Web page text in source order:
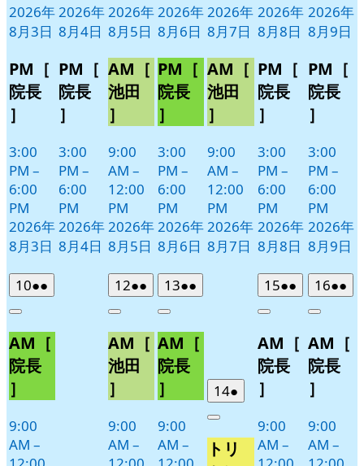
2026年
8月3日
PM［
院長
］
3:00
PM –
6:00
PM
2026年
8月3日
2026年
8月4日
PM［
院長
］
3:00
PM –
6:00
PM
2026年
8月4日
2026年
8月5日
AM［
池田
］
9:00
AM –
12:00
PM
2026年
8月5日
2026年
8月6日
PM［
院長
］
3:00
PM –
6:00
PM
2026年
8月6日
2026年
8月7日
AM［
池田
］
9:00
AM –
12:00
PM
2026年
8月7日
2026年
8月8日
PM［
院長
］
3:00
PM –
6:00
PM
2026年
8月8日
2026年
8月9日
PM［
院長
］
3:00
PM –
6:00
PM
2026年
8月9日
102026
年
月
10
日
●●
件
イ
ト)
Close
AM［
院長
］
9:00
AM –
122026
年
月
12
日
●●
件
イ
ベ
ト)
Close
AM［
池田
］
9:00
AM –
132026
年
月
13
日
●●
件
イ
ン
ト)
Close
AM［
院長
］
9:00
AM –
142026
年
月
●
件
Close
トリ
152026
年
月
15
日
●●
件
イ
ベ
ト)
Close
AM［
院長
］
9:00
AM –
162026
年
月
16
日
●●
件
イ
Close
AM［
院長
］
9:00
AM –